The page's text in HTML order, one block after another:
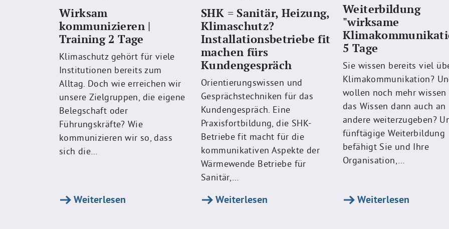
Wirksam
kommunizieren |
Training 2 Tage
Klimaschutz gehört für viele
Institutionen bereits zum
Alltag. Doch wie erreichen wir
unsere Zielgruppen, die eigene
Belegschaft oder
Führungskräfte? Wie
kommunizieren wir so, dass
sich die…
Weiterlesen
SHK = Sanitär, Heizung,
Klimaschutz?
Installationsbetriebe fit
machen fürs
Kundengespräch
Orientierungswissen und
Gesprächstechniken für das
Kundengespräch. Eine
Praxisfortbildung, die SHK-
Betriebe fit macht für die
kommunikativen Aspekte der
Wärmewende Betriebe für
Sanitär,…
Weiterlesen
Weiterbildung
"wirksame
5 Tage
Sie wissen bereits viel
Klimakommunikation?
wollen noch mehr wissen
das Wissen dann auch an
andere weiterzugeben?
fünftägige Weiterbildung
befähigt Sie und Ihre
Organisation,…
Weiterlesen